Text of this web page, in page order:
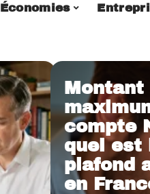
Économies
Montant
compte
quel est
plafond
en